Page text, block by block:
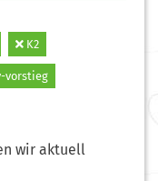
K2
vorstieg
wir aktuell